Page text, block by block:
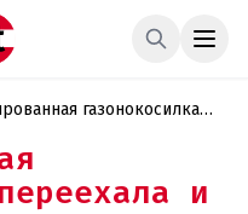
газонокосилка
ребенка
и